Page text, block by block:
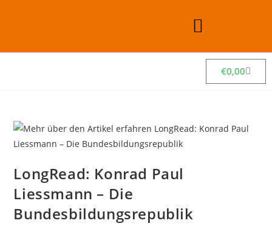
€0,00
LongRead: Konrad Paul
Liessmann – Die
Bundesbildungsrepublik